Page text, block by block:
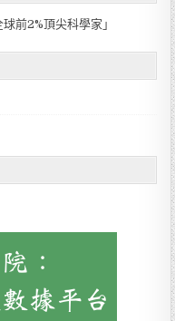
前2%頂尖科學家」